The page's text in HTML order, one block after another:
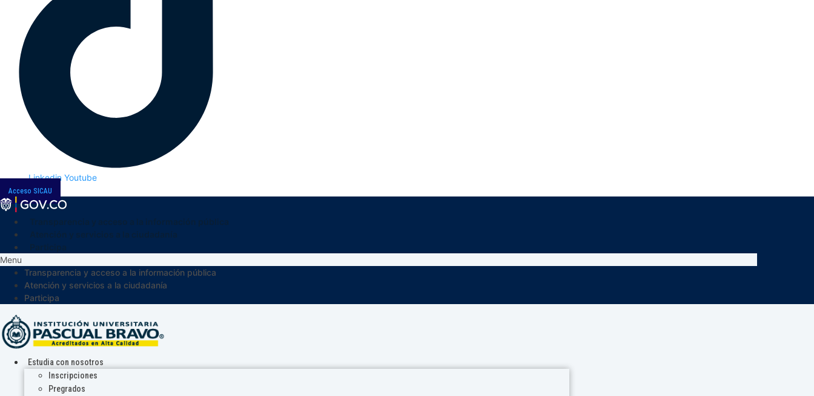
Linkedin Youtube
Acceso SICAU
Menu
Transparencia y acceso a la información pública
Atención y servicios a la ciudadanía
Participa
Estudia con nosotros
Inscripciones
Pregrados